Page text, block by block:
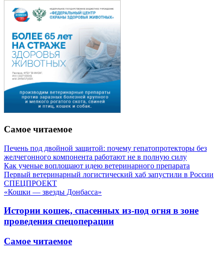
Самое читаемое
Печень под двойной защитой: почему гепатопротекторы без
желчегонного компонента работают не в полную силу
Как ученые воплощают идею ветеринарного препарата
Первый ветеринарный логистический хаб запустили в России
СПЕЦПРОЕКТ
«Кошки — звезды Донбасса»
Истории кошек, спасенных из-под огня в зоне
проведения спецоперации
Самое читаемое